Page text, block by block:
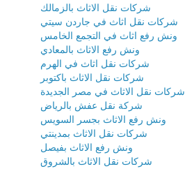
شركات نقل الاثاث بالزمالك
شركات نقل اثاث في جاردن سيتي
ونش رفع اثاث في التجمع الخامس
ونش رفع الاثاث بالمعادي
شركات نقل اثاث في الهرم
شركات نقل الاثاث باكتوبر
شركات نقل الاثاث في مصر الجديدة
شركة نقل عفش بالرياض
ونش رفع الاثاث بجسر السويس
شركات نقل الاثاث بمدينتي
ونش رفع الاثاث بفيصل
شركات نقل الاثاث بالشروق